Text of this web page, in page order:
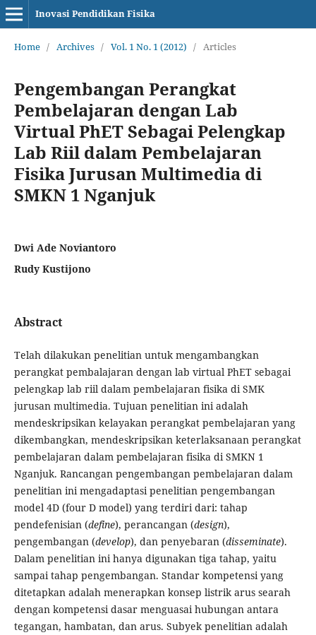
Inovasi Pendidikan Fisika
Home / Archives / Vol. 1 No. 1 (2012) / Articles
Pengembangan Perangkat
Pembelajaran dengan Lab
Virtual PhET Sebagai Pelengkap
Lab Riil ‎dalam Pembelajaran
Fisika Jurusan Multimedia di
SMKN 1 Nganjuk‎
Dwi Ade Noviantoro
Rudy Kustijono
Abstract
Telah dilakukan penelitian untuk mengambangkan
perangkat pembalajaran dengan lab virtual PhET sebagai
pelengkap lab riil dalam pembelajaran fisika di SMK
jurusan multimedia. Tujuan penelitian ini adalah
mendeskripsikan kelayakan perangkat pembelajaran yang
dikembangkan, mendeskripsikan keterlaksanaan perangkat
pembelajaran dalam pembelajaran fisika di SMKN 1
Nganjuk. Rancangan pengembangan pembelajaran dalam
penelitian ini mengadaptasi penelitian pengembangan
model 4D (four D model) yang terdiri dari: tahap
pendefenisian (define), perancangan (design),
pengembangan (develop), dan penyebaran (disseminate).
Dalam penelitian ini hanya digunakan tiga tahap, yaitu
sampai tahap pengembangan. Standar kompetensi yang
ditetapkan adalah menerapkan konsep listrik arus searah
dengan kompetensi dasar menguasai hubungan antara
tegangan, hambatan, dan arus. Subyek penelitian adalah